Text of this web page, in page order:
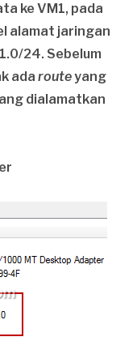
ke VM1, pada
alamat jaringan
24. Sebelum
adarouteyang
dialamatkan